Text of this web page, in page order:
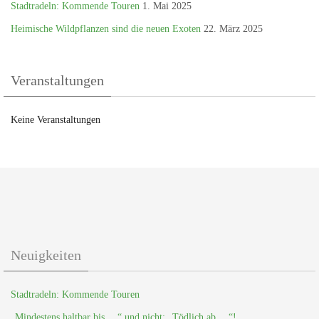
Stadtradeln: Kommende Touren 1. Mai 2025
Heimische Wildpflanzen sind die neuen Exoten 22. März 2025
Veranstaltungen
Keine Veranstaltungen
Neuigkeiten
Stadtradeln: Kommende Touren